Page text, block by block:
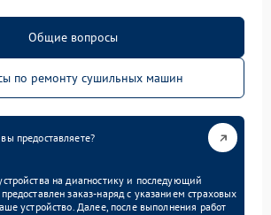
Общие вопросы
по ремонту сушильных машин
предоставляете?
на диагностику и последующий
заказ-наряд с указанием страховых
устройство. Далее, после выполнения работ